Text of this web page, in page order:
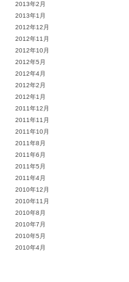
2013年2月
2013年1月
2012年12月
2012年11月
2012年10月
2012年5月
2012年4月
2012年2月
2012年1月
2011年12月
2011年11月
2011年10月
2011年8月
2011年6月
2011年5月
2011年4月
2010年12月
2010年11月
2010年8月
2010年7月
2010年5月
2010年4月